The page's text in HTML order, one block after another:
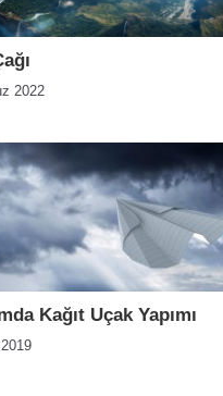
2022
Kağıt Uçak Yapımı